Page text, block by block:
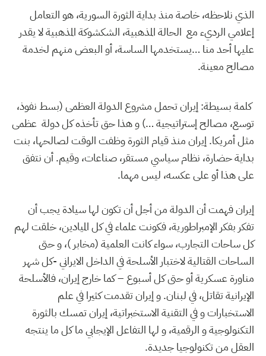
الذي نلاحظه، خاصة منذ بداية الثورة السورية، هو التعامل
إعلامي الرديء مع الحالة المذهبية، الشكشوكة المذهبية لا يقدر
عليها أحد منا …يستخدمها الساسة، أو البعض منهم لخدمة
مصالح معينة.
كلمة بسيطة: إيران تحمل مشروع الدولة العظمى (بسط نفوذ،
توسع، مصالح إستراتيجية …) و هذا حق تأخذه كل دولة عظمى
مثل أمريكا. إيران منذ قيام الثورة وظفت الوقت لصالحها، بنت
بداية حضارة، نظام سياسي مستقر، صناعات، وقيم. أن نتفق
على هذا أو على عكسه، ليس مهما.
إيران فهمت أن الدولة من أجل أن تكون لها سيادة يجب أن
تفكر بفكر الإمبراطورية، فكونت علماء في كل الميادين، خلقت لهم
كل ساحات التجارب، سواء كانت العلمية (مخابر )، و حتى
الساحات القتالية لاختبار الأسلحة في الداخل الايراني -كل شهر
مناورة عسكرية أو حتى كل أسبوع – كما خارج إيران، فالأسلحة
الإيرانية تقاتل، في لبنان. و إيران تقدمت كثيرا في علم
الاستخبارات و في التقنية الاستخبراتية، إيران تمسك بالثورة
التكنولوجية و الرقمية، و لها التفاعل الإيجابي ما كل ما ينتجه
العقل من تكنولوجيا جديدة.